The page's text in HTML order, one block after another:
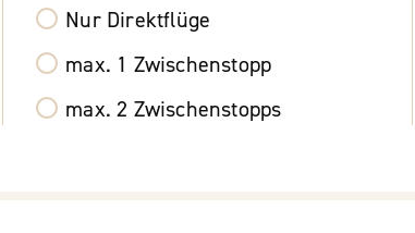
Nur Direktflüge
max. 1 Zwischenstopp
max. 2 Zwischenstopps